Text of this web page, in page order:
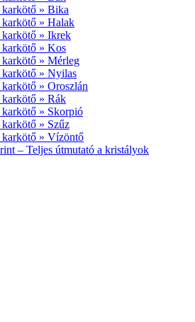
» Bika
» Halak
» Ikrek
» Kos
» Mérleg
» Nyilas
» Oroszlán
» Rák
» Skorpió
» Szűz
karkötő » Vízöntő
– Teljes útmutató a kristályok